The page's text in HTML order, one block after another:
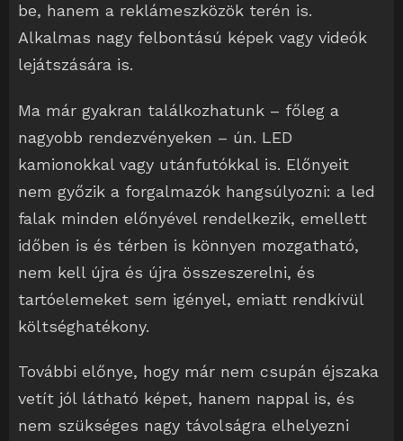
be, hanem a reklámeszközök terén is.
Alkalmas nagy felbontású képek vagy videók
lejátszására is.
Ma már gyakran találkozhatunk – főleg a
nagyobb rendezvényeken – ún. LED
kamionokkal vagy utánfutókkal is. Előnyeit
nem győzik a forgalmazók hangsúlyozni: a led
falak minden előnyével rendelkezik, emellett
időben is és térben is könnyen mozgatható,
nem kell újra és újra összeszerelni, és
tartóelemeket sem igényel, emiatt rendkívül
költséghatékony.
További előnye, hogy már nem csupán éjszaka
vetít jól látható képet, hanem nappal is, és
nem szükséges nagy távolságra elhelyezni